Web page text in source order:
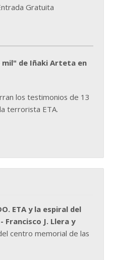
Gratuita
de Iñaki Arteta en
los testimonios de 13
terrorista ETA.
ETA y la espiral del
Francisco J. Llera y
centro memorial de las